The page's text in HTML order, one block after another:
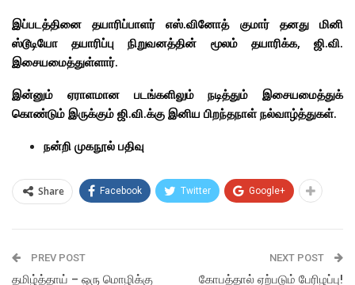
இப்படத்தினை தயாரிப்பாளர் எஸ்.வினோத் குமார் தனது மினி
ஸ்டூடியோ தயாரிப்பு நிறுவனத்தின் மூலம் தயாரிக்க, ஜி.வி.
இசையமைத்துள்ளார்.
இன்னும் ஏராளமான படங்களிலும் நடித்தும் இசையமைத்துக்
கொண்டும் இருக்கும் ஜி.வி.க்கு இனிய பிறந்தநாள் நல்வாழ்த்துகள்.
நன்றி முகநூல் பதிவு
Share Facebook Twitter Google+
PREV POST
தமிழ்த்தாய் – ஒரு மொழிக்கு
NEXT POST
கோபத்தால் ஏற்படும் பேரிழப்பு!